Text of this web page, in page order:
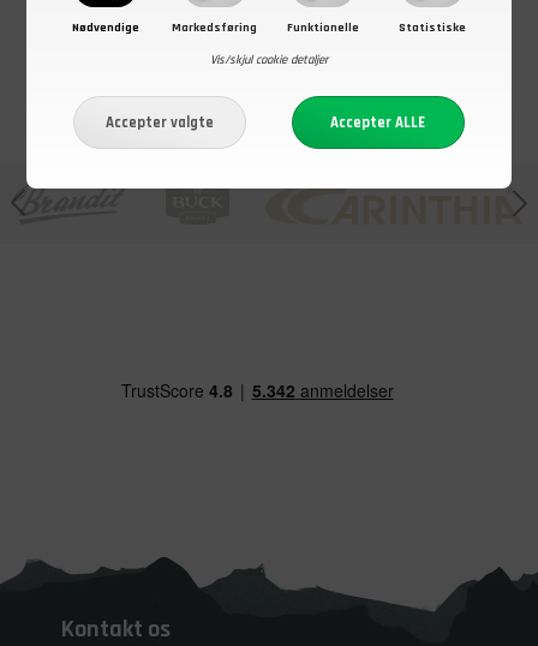
Nødvendige Markedsføring Funktionelle
Statistiske
Vis/skjul cookie detaljer
Kontakt os